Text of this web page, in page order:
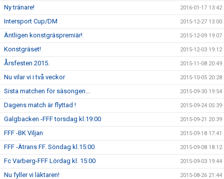
Ny tränare! 2016-01-17 13:42
Intersport Cup/DM 2015-12-27 13:00
Äntligen konstgräspremiär! 2015-12-09 19:07
Konstgräset! 2015-12-03 19:12
Årsfesten 2015. 2015-11-08 20:49
Nu vilar vi i två veckor 2015-10-05 20:28
Sista matchen för säsongen... 2015-09-30 19:54
Dagens match är flyttad ! 2015-09-24 05:39
Galgbacken -FFF torsdag kl.19:00 2015-09-21 20:39
FFF -BK Viljan 2015-09-18 17:41
FFF -Ätrans FF. Söndag kl.15:00 2015-09-08 18:12
Fc Varberg-FFF Lördag kl. 15:00 2015-09-03 19:44
Nu fyller vi läktaren! 2015-08-26 21:44